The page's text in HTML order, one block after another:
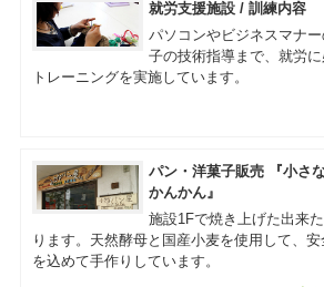
就労支援施設 / 訓練内容
パソコンやビジネスマナ
子の技術指導まで、就労
トレーニングを実施しています。
パン・洋菓子販売 『小さ
かんかん』
施設1Fで焼き上げた出来
ります。天然酵母と国産小麦を使用して、
を込めて手作りしています。